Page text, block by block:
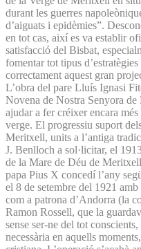
durant les guerres
d’aiguats i epidèmies”.
en tot cas, així es va establir
satisfacció del Bisbat,
fomentar tot tipus
correctament aquest gran
L’obra del pare Lluís Ignasi
Novena de Nostra Senyora
ajudar a fer créixer encara
verge. El progressiu suport
Meritxell, units a l’antiga
J. Benlloch a sol·licitar, el
de la Mare de Déu de
papa Pius X concedí l’any
el 8 de setembre del 1921
com a patrona d’Andorra (la
Ramon Rossell, que la
sense ser-ne del tot
necessària en aquells